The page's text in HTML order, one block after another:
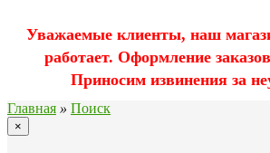
Уважаемые клиенты, наш
работает. Оформление
Приносим извинения за
Главная » Поиск
×